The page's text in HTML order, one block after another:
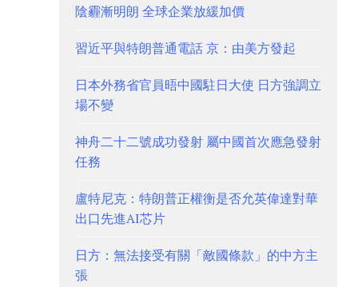
陰霾漸明朗 全球企業放緩加價
習近平與特朗普通電話 京：由美方發起
日本外務省官員晤中國駐日大使 日方強調立
場不變
神舟二十二號成功發射 屬中國首次應急發射
任務
盧特尼克：特朗普正權衡是否允英偉達對華
出口先進AI芯片
日方：無法接受有關「敵國條款」的中方主
張